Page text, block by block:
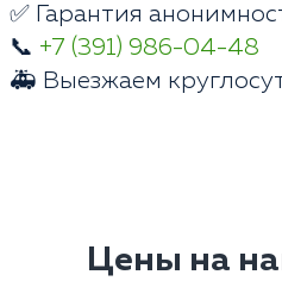
✅ Гарантия
📞 +7 (391) 986-04-48
🚑 Выезжаем
Цены на